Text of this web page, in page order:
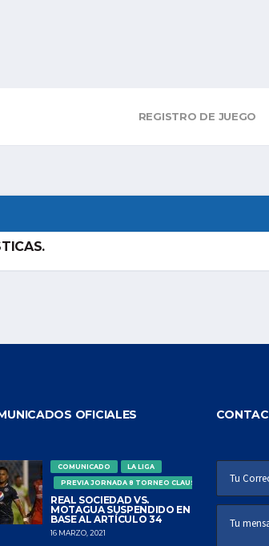
REGISTRO DE JUEGO
OFICIALES
COMUNICADO
LA LIGA
PREVIA JORNADA 8 TORNEO CLAUSURA
REAL SOCIEDAD VS.
MOTAGUA SUSPENDIDO EN
BASE AL ARTÍCULO 34
16 MARZO, 2021